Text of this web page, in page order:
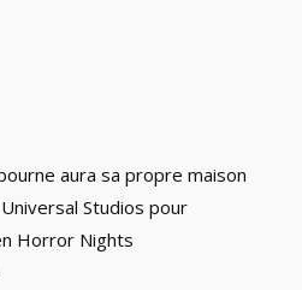
aura sa propre maison
Studios pour
Horror Nights